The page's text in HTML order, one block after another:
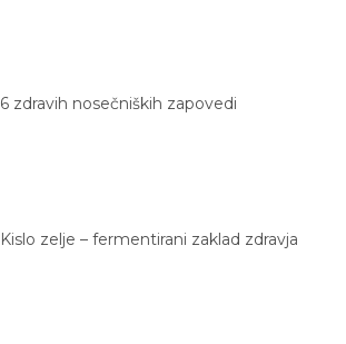
6 zdravih nosečniških zapovedi
Kislo zelje – fermentirani zaklad zdravja